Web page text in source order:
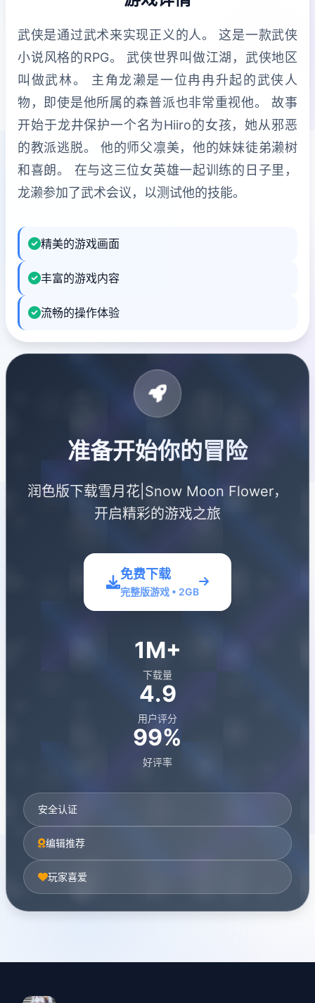
武侠是通过武术来实现正义的人。 这是一款武侠
小说风格的RPG。 武侠世界叫做江湖，武侠地区
叫做武林。 主角龙濑是一位冉冉升起的武侠人
物，即使是他所属的森普派也非常重视他。 故事
开始于龙井保护一个名为Hiiro的女孩，她从邪恶
的教派逃脱。 他的师父凛美，他的妹妹徒弟濑树
和喜朗。 在与这三位女英雄一起训练的日子里，
龙濑参加了武术会议，以测试他的技能。
精美的游戏画面
丰富的游戏内容
流畅的操作体验
准备开始你的冒险
润色版下载雪月花|Snow Moon Flower，
开启精彩的游戏之旅
免费下载
完整版游戏 • 2GB
1M+
下载量
4.9
用户评分
99%
好评率
安全认证
编辑推荐
玩家喜爱